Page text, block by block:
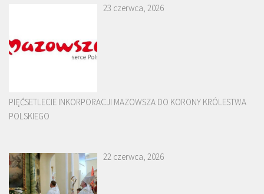
23 czerwca, 2026
PIĘĆSETLECIE INKORPORACJI MAZOWSZA DO KORONY KRÓLESTWA
POLSKIEGO
22 czerwca, 2026